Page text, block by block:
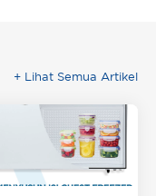
+ Lihat Semua Artikel